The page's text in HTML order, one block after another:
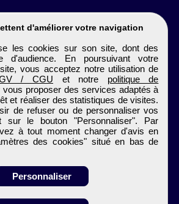
d'améliorer votre navigation
les cookies sur son site, dont des
d'audience. En poursuivant votre
vous acceptez notre utilisation de
/ CGU et notre politique de
proposer des services adaptés à
et réaliser des statistiques de visites.
de refuser ou de personnaliser vos
sur le bouton "Personnaliser". Par
à tout moment changer d'avis en
des cookies" situé en bas de
Personnaliser